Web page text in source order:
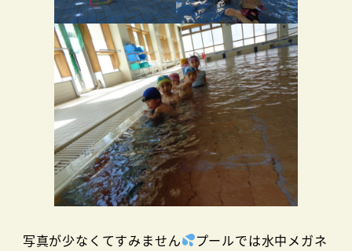
写真が少なくてすみません
プールでは水中メガネ